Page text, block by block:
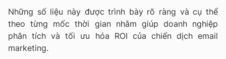
Những số liệu này được trình bày rõ ràng và cụ thể
theo từng mốc thời gian nhằm giúp doanh nghiệp
phân tích và tối ưu hóa ROI của chiến dịch email
marketing.